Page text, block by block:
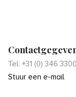
Tel: +31 (0) 346
Stuur een e-mail